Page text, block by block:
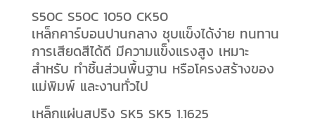
S50C S50C 1050 CK50
เหล็กคาร์บอนปานกลาง ชุบแข็งได้ง่าย ทนทาน
การเสียดสีได้ดี มีความแข็งแรงสูง เหมาะ
สำหรับ ทำชิ้นส่วนพื้นฐาน หรือโครงสร้างของ
แม่พิมพ์ และงานทั่วไป
เหล็กแผ่นสปริง SK5 SK5 1.1625